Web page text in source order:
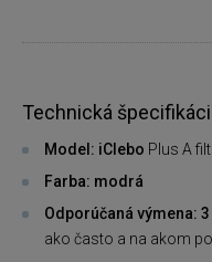
Technická
Model: iClebo Plus A
Farba: modrá
Odporúčaná výmena: 3
ako často a na akom